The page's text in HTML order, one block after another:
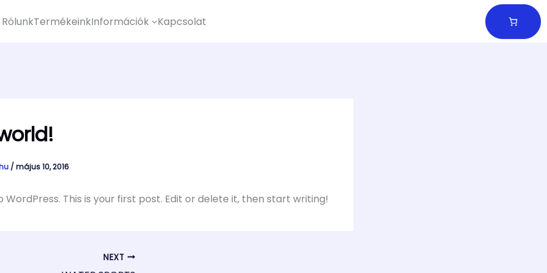
RólunkTermékeinkInformációk Kapcsolat
/ május 10, 2016
WordPress. This is your first post. Edit or delete it, then start writing!
NEXT